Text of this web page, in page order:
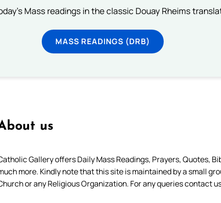
Mass readings in the classic Douay Rheims
MASS READINGS (DRB)
us
Gallery offers Daily Mass Readings, Prayers, Quotes,
more. Kindly note that this site is maintained by a small
or any Religious Organization. For any queries contact